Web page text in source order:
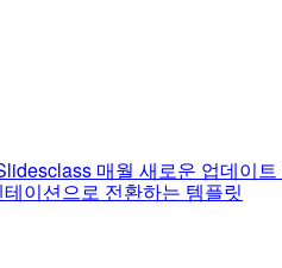
매월 새로운 업데이트
이션으로 전환하는 템플릿